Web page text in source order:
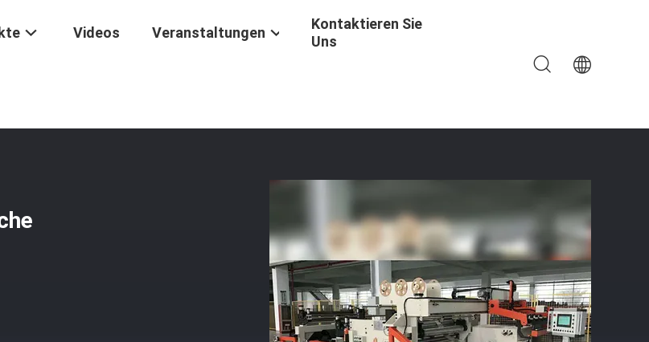
Videos Veranstaltungen
Kontaktieren Sie
Uns